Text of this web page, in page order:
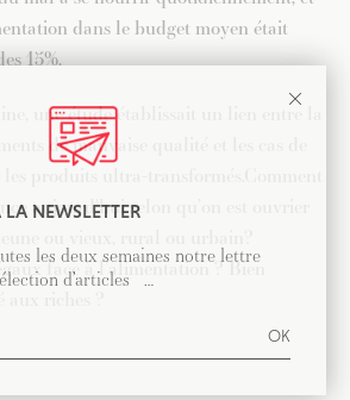
dans le budget moyen était
15%.
une étude établissait un lien entre la
de mauvaise qualité et les cas de
les produits ultra-transformés.Comment
aujourd’hui selon qu’on est ouvrier
face à l’alimentation ? Bien
NEWSLETTER
les deux semaines notre lettre
d’articles …